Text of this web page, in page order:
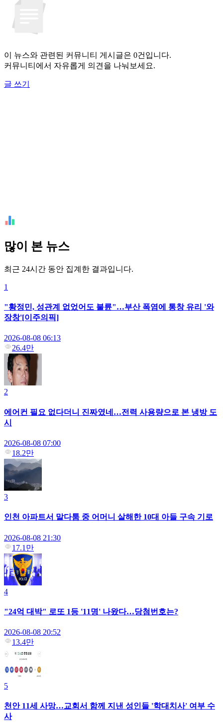
이 뉴스와 관련된 커뮤니티 게시글은 0건입니다.
커뮤니티에서 자유롭게 의견을 나눠보세요.
글 쓰기
많이 본 뉴스
최근 24시간 동안 집계한 결과입니다.
1
"황정민, 성관계 없었어도 불륜"…부산 폭염에 통창 유리 '와
장창'[이주의픽]
2026-08-08 06:13
26.4만
2
에어컨 필요 없다더니 진짜였네…전력 사용량으로 본 냉방 도
시
2026-08-08 07:00
18.2만
3
인천 아파트서 말다툼 중 어머니 살해한 10대 아들 구속 기로
2026-08-08 21:30
17.1만
4
"24억 대박" 로또 1등 '11명' 나왔다…당첨번호는?
2026-08-08 20:52
13.4만
5
천안 11세 사망…교회서 함께 지낸 성인들 '학대치사' 여부 수
사